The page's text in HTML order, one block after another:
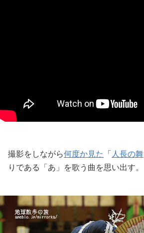
撮影をしながら何度か見た 「 人長の舞
りである「あ」を歌う曲を思い出す。